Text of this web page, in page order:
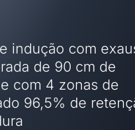
indução com
de 90 cm de
com 4 zonas de
96,5% de